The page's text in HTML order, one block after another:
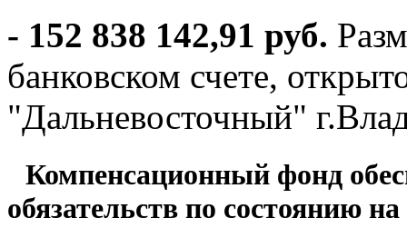
- 152 838 142,91 руб.
банковском счете,
"Дальневосточный"
Компенсационный фонд
обязательств по состоянию на